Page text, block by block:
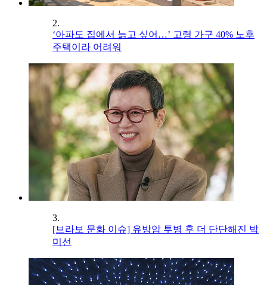
2.
‘아파도 집에서 늙고 싶어…’ 고령 가구 40% 노후
주택이라 어려워
3.
[브라보 문화 이슈] 유방암 투병 후 더 단단해진 박
미선